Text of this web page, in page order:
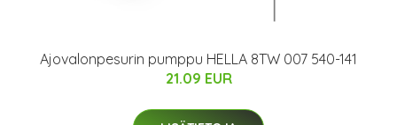
Ajovalonpesurin pumppu HELLA 8TW 007 540-141
21.09 EUR